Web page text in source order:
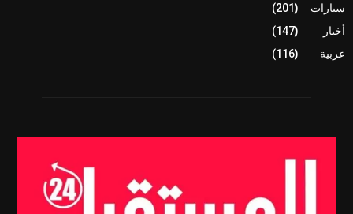
سيارات
(201)
أخبار
(147)
عربية
(116)